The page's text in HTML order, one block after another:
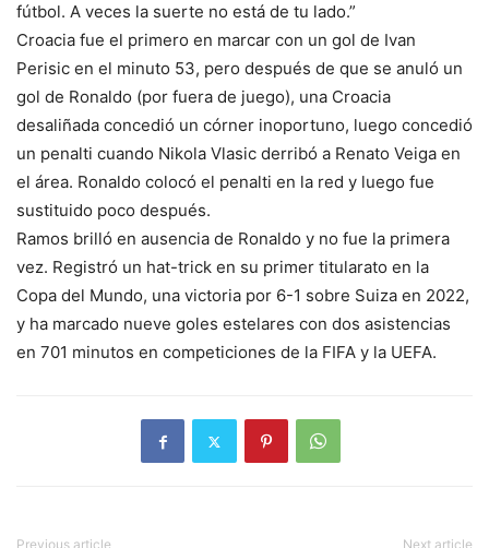
fútbol. A veces la suerte no está de tu lado.”
Croacia fue el primero en marcar con un gol de Ivan
Perisic en el minuto 53, pero después de que se anuló un
gol de Ronaldo (por fuera de juego), una Croacia
desaliñada concedió un córner inoportuno, luego concedió
un penalti cuando Nikola Vlasic derribó a Renato Veiga en
el área. Ronaldo colocó el penalti en la red y luego fue
sustituido poco después.
Ramos brilló en ausencia de Ronaldo y no fue la primera
vez. Registró un hat-trick en su primer titularato en la
Copa del Mundo, una victoria por 6-1 sobre Suiza en 2022,
y ha marcado nueve goles estelares con dos asistencias
en 701 minutos en competiciones de la FIFA y la UEFA.
Previous article Next article